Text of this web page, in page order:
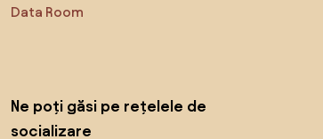
Data Room
Ne poți găsi pe rețelele de
socializare